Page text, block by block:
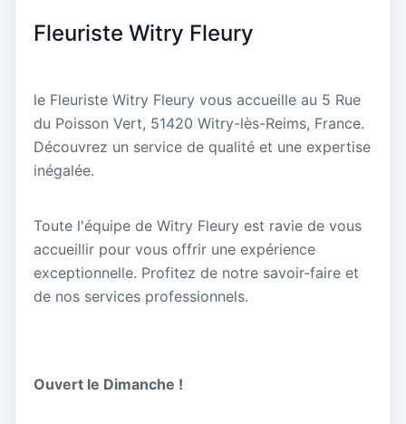
Fleuriste Witry Fleury
le Fleuriste Witry Fleury vous accueille au 5 Rue
du Poisson Vert, 51420 Witry-lès-Reims, France.
Découvrez un service de qualité et une expertise
inégalée.
Toute l'équipe de Witry Fleury est ravie de vous
accueillir pour vous offrir une expérience
exceptionnelle. Profitez de notre savoir-faire et
de nos services professionnels.
Ouvert le Dimanche !